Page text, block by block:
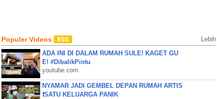
Populer Videos Lebih
ADA INI DI DALAM RUMAH SULE! KAGET GU
E! #DibalikPintu
youtube.com
NYAMAR JADI GEMBEL DEPAN RUMAH ARTIS
❗SATU KELUARGA PANIK